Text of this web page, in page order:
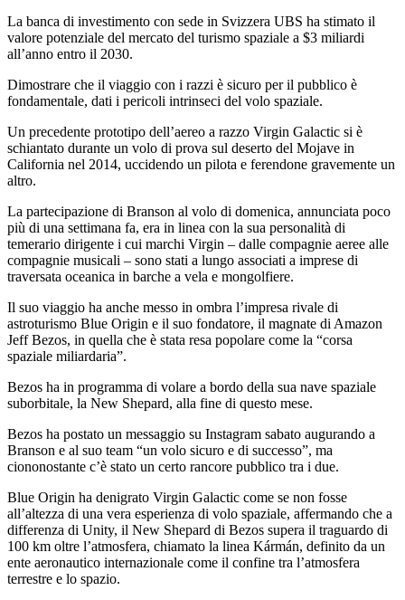
La banca di investimento con sede in Svizzera UBS ha stimato il
valore potenziale del mercato del turismo spaziale a $3 miliardi
all’anno entro il 2030.
Dimostrare che il viaggio con i razzi è sicuro per il pubblico è
fondamentale, dati i pericoli intrinseci del volo spaziale.
Un precedente prototipo dell’aereo a razzo Virgin Galactic si è
schiantato durante un volo di prova sul deserto del Mojave in
California nel 2014, uccidendo un pilota e ferendone gravemente un
altro.
La partecipazione di Branson al volo di domenica, annunciata poco
più di una settimana fa, era in linea con la sua personalità di
temerario dirigente i cui marchi Virgin – dalle compagnie aeree alle
compagnie musicali – sono stati a lungo associati a imprese di
traversata oceanica in barche a vela e mongolfiere.
Il suo viaggio ha anche messo in ombra l’impresa rivale di
astroturismo Blue Origin e il suo fondatore, il magnate di Amazon
Jeff Bezos, in quella che è stata resa popolare come la “corsa
spaziale miliardaria”.
Bezos ha in programma di volare a bordo della sua nave spaziale
suborbitale, la New Shepard, alla fine di questo mese.
Bezos ha postato un messaggio su Instagram sabato augurando a
Branson e al suo team “un volo sicuro e di successo”, ma
ciononostante c’è stato un certo rancore pubblico tra i due.
Blue Origin ha denigrato Virgin Galactic come se non fosse
all’altezza di una vera esperienza di volo spaziale, affermando che a
differenza di Unity, il New Shepard di Bezos supera il traguardo di
100 km oltre l’atmosfera, chiamato la linea Kármán, definito da un
ente aeronautico internazionale come il confine tra l’atmosfera
terrestre e lo spazio.